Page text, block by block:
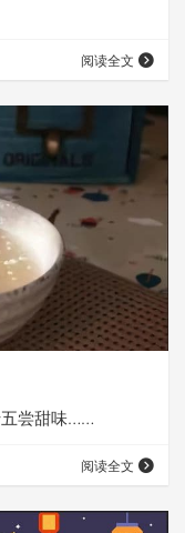
阅读全文
五尝甜味……
阅读全文